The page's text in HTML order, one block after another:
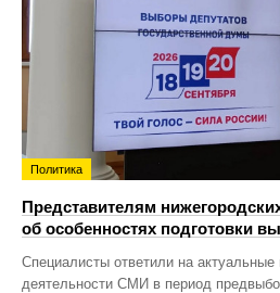
Политика
Представителям
об особенностях подготовки
Специалисты ответили на
деятельности СМИ в период